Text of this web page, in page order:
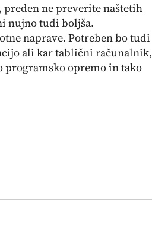
ne preverite naštetih
nujno tudi boljša.
naprave. Potreben bo tudi
ali kar tablični računalnik,
programsko opremo in tako